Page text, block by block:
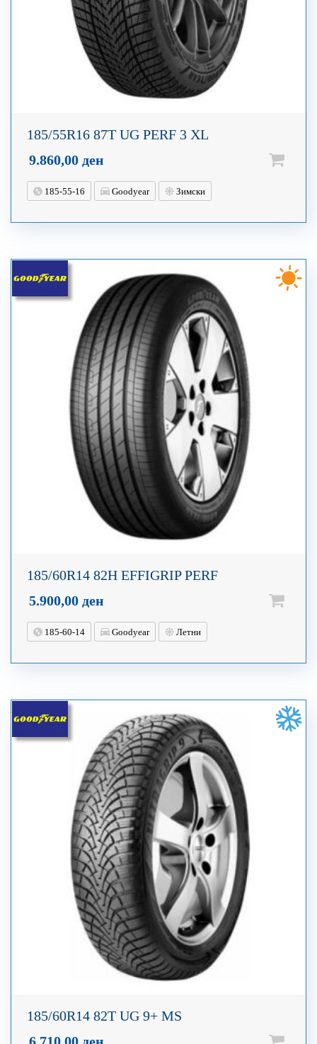
185/55R16 87T UG PERF 3 XL
9.860,00 ден
185-55-16 Goodyear Зимски
185/60R14 82H EFFIGRIP PERF
5.900,00 ден
185-60-14 Goodyear Летни
185/60R14 82T UG 9+ MS